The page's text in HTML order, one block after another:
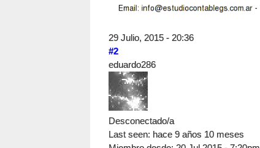
29 Julio, 2015 - 20:36
#2
eduardo286
Desconectado/a
Last seen: hace 9 años 10 meses